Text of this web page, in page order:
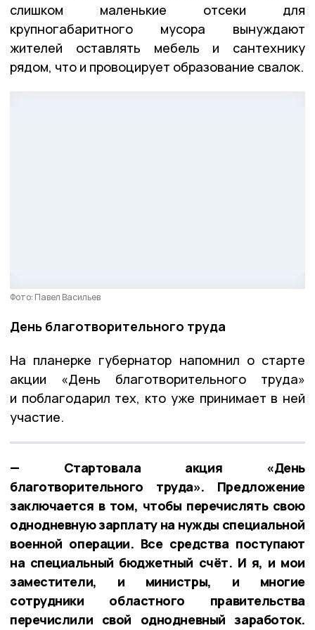
слишком маленькие отсеки для
крупногабаритного мусора вынуждают
жителей оставлять мебель и сантехнику
рядом, что и провоцирует образование свалок.
Фото: Павел Васильев
День благотворительного труда
На планерке губернатор напомнил о старте
акции «День благотворительного труда»
и поблагодарил тех, кто уже принимает в ней
участие.
— Стартовала акция «День
благотворительного труда». Предложение
заключается в том, чтобы перечислять свою
однодневную зарплату на нужды специальной
военной операции. Все средства поступают
на специальный бюджетный счёт. И я, и мои
заместители, и министры, и многие
сотрудники областного правительства
перечислили свой однодневный заработок.